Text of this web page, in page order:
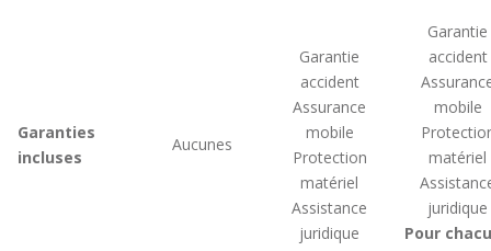
Garanties
incluses
Aucunes
Garantie
accident
Assurance
mobile
Protection
matériel
Assistance
juridique
Garantie
accident
mobile
matériel
juridique
Pour